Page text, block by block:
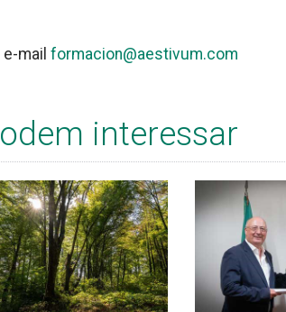
mail formacion@aestivum.com
interessar